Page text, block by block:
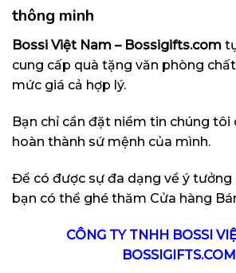
thông minh
Bossi Việt Nam – Bossigifts.com
cung cấp quà tặng văn phòng
mức giá cả hợp lý.
Bạn chỉ cần đặt niềm tin chúng tôi
hoàn thành sứ mệnh của mình.
Để có được sự đa dạng về ý tưởng
bạn có thể ghé thăm Cửa hàng
CÔNG TY TNHH BOSSI
BOSSIGIFTS.COM